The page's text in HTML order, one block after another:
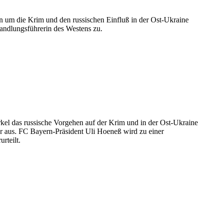
die Krim und den russischen Einfluß in der Ost-Ukraine
des Westens zu.
das russische Vorgehen auf der Krim und in der Ost-Ukraine
aus. FC Bayern-Präsident Uli Hoeneß wird zu einer